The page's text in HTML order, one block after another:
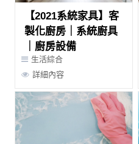
【2021系統家具】客
製化廚房｜系統廚具
｜廚房設備
生活綜合
詳細內容